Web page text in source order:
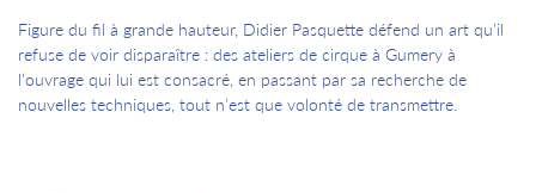
Figure du fil à grande hauteur, Didier Pasquette défend un art qu’il
refuse de voir disparaître : des ateliers de cirque à Gumery à
l’ouvrage qui lui est consacré, en passant par sa recherche de
nouvelles techniques, tout n’est que volonté de transmettre.